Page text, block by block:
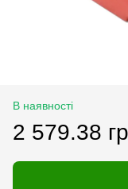
В наявності
2 579.38